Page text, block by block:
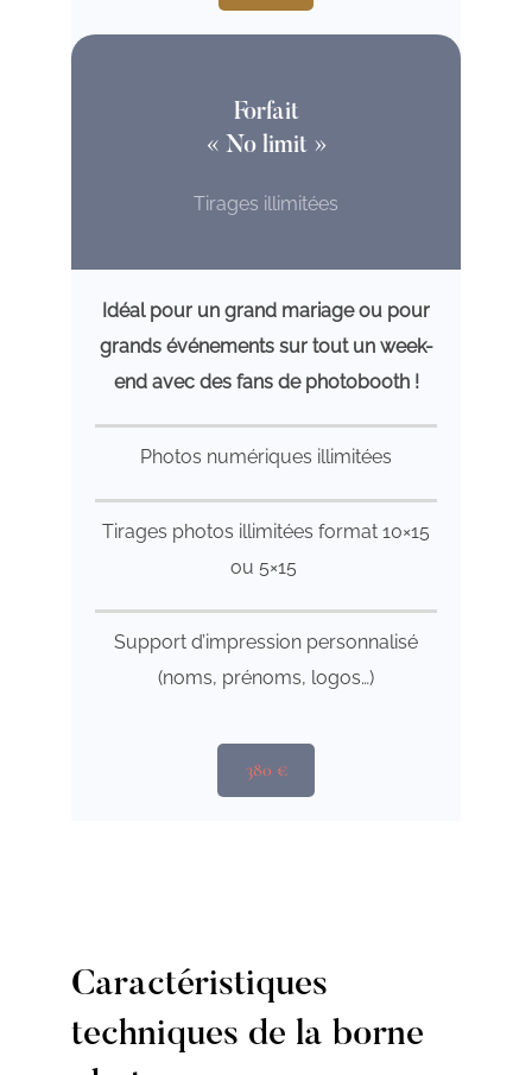
Forfait
« No limit »
Tirages illimitées
Idéal pour un grand mariage ou pour
grands événements sur tout un week-
end avec des fans de photobooth !
Photos numériques illimitées
Tirages photos illimitées format 10×15
ou 5×15
Support d’impression personnalisé
(noms, prénoms, logos…)
380 €
Caractéristiques
techniques de la borne